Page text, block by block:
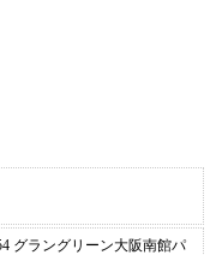
グラングリーン大阪南館パ